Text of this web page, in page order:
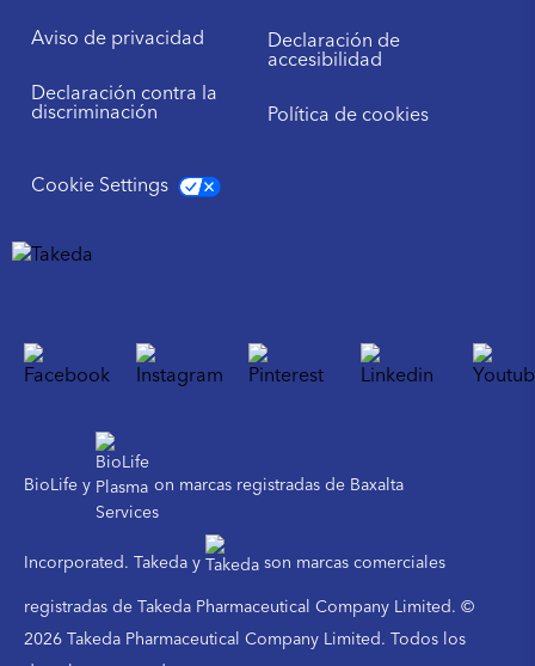
Aviso de privacidad
Declaración contra la
discriminación
Declaración de
accesibilidad
Política de cookies
Cookie Settings
BioLife y on marcas registradas de Baxalta
Incorporated. Takeda y son marcas comerciales
registradas de Takeda Pharmaceutical Company Limited. ©
2026 Takeda Pharmaceutical Company Limited. Todos los